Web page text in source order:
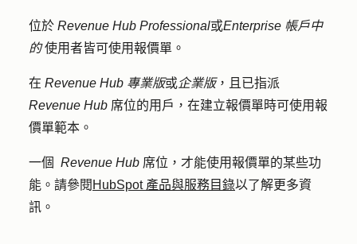
位於 Revenue Hub Professional或Enterprise 帳戶中
的使用者皆可使用報價單。
在 Revenue Hub 專業版或企業版，且已指派
Revenue Hub 席位的用戶，在建立報價單時可使用報
價單範本。
一個 Revenue Hub 席位，才能使用報價單的某些功
能。請參閱 HubSpot 產品與服務目錄以了解更多資
訊。